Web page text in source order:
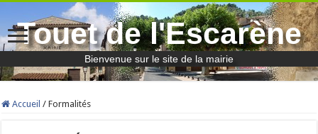
Touet de l'Escarène
Bienvenue sur le site de la mairie
Accueil / Formalités